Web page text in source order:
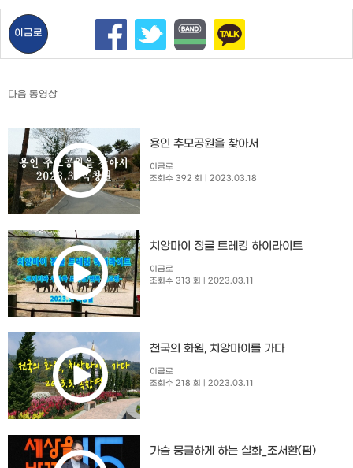
이금로
다음 동영상
용인 추모공원을 찾아서
이금로
조회수 392 회
| 2023.03.18
치앙마이 정글 트레킹 하이라이트
이금로
조회수 313 회
| 2023.03.11
천국의 화원, 치앙마이를 가다
이금로
조회수 218 회
| 2023.03.11
가슴 뭉클하게 하는 실화_조서환(펌)